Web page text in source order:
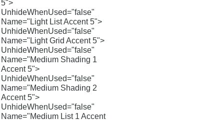
5">
UnhideWhenUsed="false"
Name="Light List Accent 5">
UnhideWhenUsed="false"
Name="Light Grid Accent 5">
UnhideWhenUsed="false"
Name="Medium Shading 1
Accent 5">
UnhideWhenUsed="false"
Name="Medium Shading 2
Accent 5">
UnhideWhenUsed="false"
Name="Medium List 1 Accent